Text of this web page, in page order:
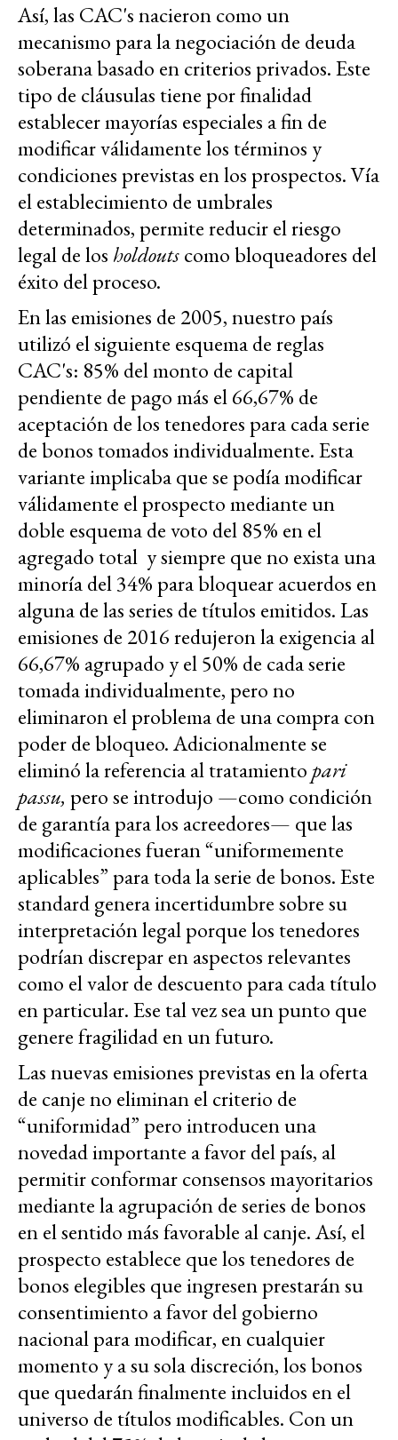
Así, las CAC's nacieron como un
mecanismo para la negociación de deuda
soberana basado en criterios privados. Este
tipo de cláusulas tiene por finalidad
establecer mayorías especiales a fin de
modificar válidamente los términos y
condiciones previstas en los prospectos. Vía
el establecimiento de umbrales
determinados, permite reducir el riesgo
legal de los holdoutscomo bloqueadores del
éxito del proceso.
En las emisiones de 2005, nuestro país
utilizó el siguiente esquema de reglas
CAC's: 85% del monto de capital
pendiente de pago más el 66,67% de
aceptación de los tenedores para cada serie
de bonos tomados individualmente. Esta
variante implicaba que se podía modificar
válidamente el prospecto mediante un
doble esquema de voto del 85% en el
agregado total y siempre que no exista una
minoría del 34% para bloquear acuerdos en
alguna de las series de títulos emitidos. Las
emisiones de 2016 redujeron la exigencia al
66,67% agrupado y el 50% de cada serie
tomada individualmente, pero no
eliminaron el problema de una compra con
poder de bloqueo. Adicionalmente se
eliminó la referencia al tratamiento pari
passu, pero se introdujo —como condición
de garantía para los acreedores— que las
modificaciones fueran “uniformemente
aplicables” para toda la serie de bonos. Este
standard genera incertidumbre sobre su
interpretación legal porque los tenedores
podrían discrepar en aspectos relevantes
como el valor de descuento para cada título
en particular. Ese tal vez sea un punto que
genere fragilidad en un futuro.
Las nuevas emisiones previstas en la oferta
de canje no eliminan el criterio de
“uniformidad” pero introducen una
novedad importante a favor del país, al
permitir conformar consensos mayoritarios
mediante la agrupación de series de bonos
en el sentido más favorable al canje. Así, el
prospecto establece que los tenedores de
bonos elegibles que ingresen prestarán su
consentimiento a favor del gobierno
nacional para modificar, en cualquier
momento y a su sola discreción, los bonos
que quedarán finalmente incluidos en el
universo de títulos modificables. Con un